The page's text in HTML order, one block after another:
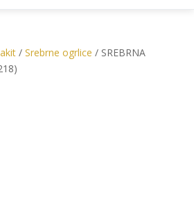
/Srebrne ogrlice / SREBRNA